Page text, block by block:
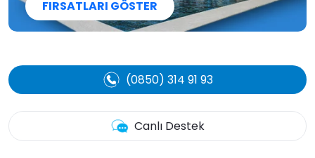
FIRSATLARI GÖSTER
(0850) 314 91 93
Canlı Destek